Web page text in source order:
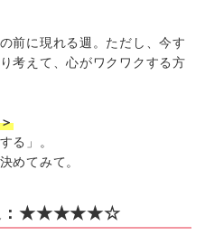
前に現れる週。ただし、今す
考えて、心がワクワクする方
る」。
めてみて。
運：★★★★★☆